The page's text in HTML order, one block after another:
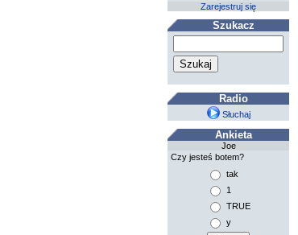
Zarejestruj się
Szukacz
Radio
Słuchaj
Ankieta
Joe
Czy jesteś botem?
tak
1
TRUE
y